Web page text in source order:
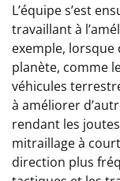
L’équipe s’est
travaillant à
exemple, lorsque
planète, comme
véhicules
à améliorer
rendant les
mitraillage à
direction plus